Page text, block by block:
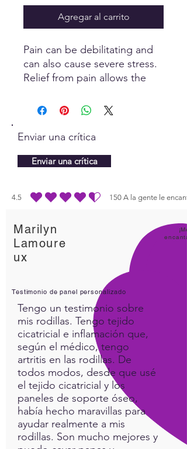
Agregar al carrito
Pain can be debilitating and
can also cause severe stress.
Relief from pain allows the
a level of ease, only when the
system is stimulated.
Enviar una crítica
Enviar una crítica
4.5 150 A la gente le
la calificación promedio es 4.5 de 5, basada en 150
Marilyn
Lamoure
ux
¡Me
encanta
Testimonio de panel personalizado
Tengo un testimonio sobre
mis rodillas. Tengo tejido
cicatricial e inflamación que,
según el médico, tengo
artritis en las rodillas. De
todos modos, desde que usé
el tejido cicatricial y los
paneles de soporte óseo,
había hecho maravillas para
ayudar realmente a mis
rodillas. Son mucho mejores y